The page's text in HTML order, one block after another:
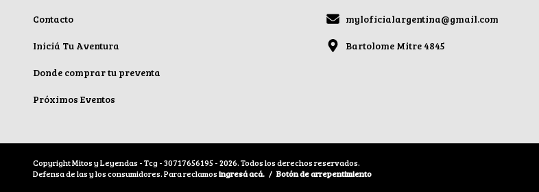
Contacto
Iniciá Tu Aventura
Donde comprar tu preventa
Próximos Eventos
myloficialargentina@gmail.com
Bartolome Mitre 4845
Copyright Mitos y Leyendas - Tcg - 30717656195 - 2026. Todos los derechos reservados.
Defensa de las y los consumidores. Para reclamosingresá acá. / Botón de arrepentimiento